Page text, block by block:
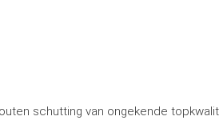
schutting van ongekende